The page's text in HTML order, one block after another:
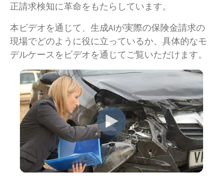
正請求検知に革命をもたらしています。
本ビデオを通じて、生成AIが実際の保険金請求の
現場でどのように役に立っているか、具体的なモ
デルケースをビデオを通じてご覧いただけます。